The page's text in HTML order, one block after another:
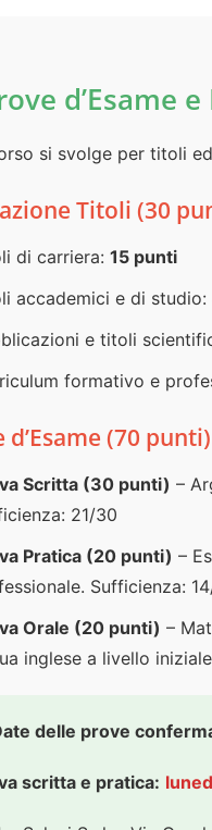
d’Esame
si svolge per titoli
Titoli (30
di carriera: 15 punti
accademici e di studio:
e titoli
formativo e
d’Esame (70 punti)
Scritta (30 punti) –
21/30
Pratica (20 punti) –
Sufficienza:
Orale (20 punti) –
inglese a livello
delle prove
scritta e pratica: